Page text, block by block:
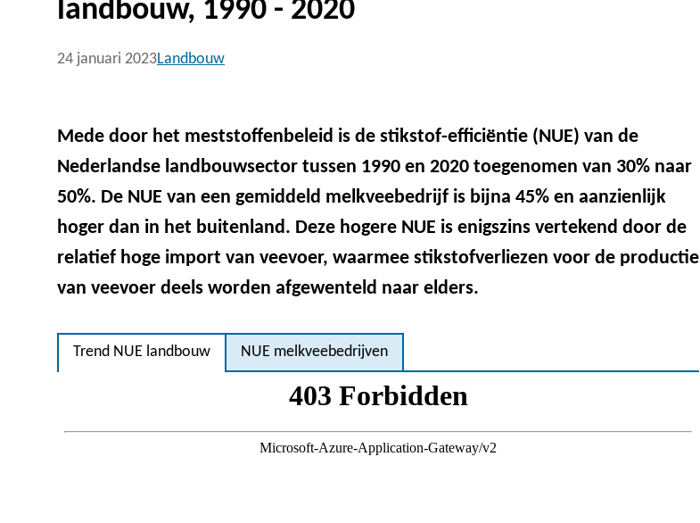
landbouw, 1990 - 2020
24 januari 2023Landbouw
Mede door het meststoffenbeleid is de stikstof-efficiëntie (NUE) van de
Nederlandse landbouwsector tussen 1990 en 2020 toegenomen van 30% naar
50%. De NUE van een gemiddeld melkveebedrijf is bijna 45% en aanzienlijk
hoger dan in het buitenland. Deze hogere NUE is enigszins vertekend door de
relatief hoge import van veevoer, waarmee stikstofverliezen voor de productie
van veevoer deels worden afgewenteld naar elders.
Trend NUE landbouw NUE melkveebedrijven